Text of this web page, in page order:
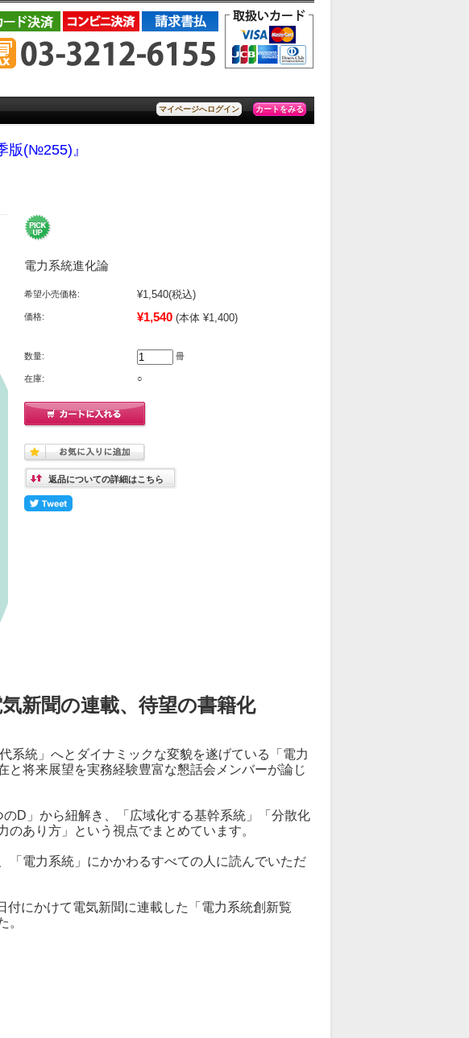
マイページへログイン カートをみる
版(№255)』
電力系統進化論
希望小売価格: ¥1,540(税込)
価格: ¥1,540 (本体 ¥1,400)
数量: 冊
在庫: ○
返品についての詳細はこちら
新聞の連載、待望の書籍化
系統」へとダイナミックな変貌を遂げている「電力
と将来展望を実務経験豊富な懇話会メンバーが論じ
D」から紐解き、「広域化する基幹系統」「分散化
あり方」という視点でまとめています。
「電力系統」にかかわるすべての人に読んでいただ
にかけて電気新聞に連載した「電力系統創新覧
。